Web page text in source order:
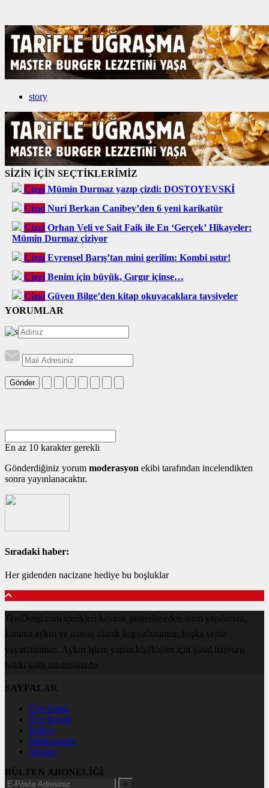
story
SİZİN İÇİN SEÇTİKLERİMİZ
Çizgi Mümin Durmaz yazıp çizdi: DOSTOYEVSKİ
Çizgi Nuri Berkan Canibey’den 6 yeni karikatür
Çizgi Orhan Veli ve Sait Faik ile En ‘Gerçek’ Hikayeler:
Mümin Durmaz çiziyor
Çizgi Evrensel Barış’tan mini gerilim: Kombi ısıtır!
Çizgi Benim için büyük, Gırgır içinse…
Çizgi Güven Bilge’den kitap okuyacaklara tavsiyeler
YORUMLAR
Gönder
En az 10 karakter gerekli
Gönderdiğiniz yorum moderasyon ekibi tarafından incelendikten
sonra yayınlanacaktır.
Sıradaki haber:
Her gidenden nacizane hediye bu boşluklar
TersDergi.com içerikleri kaynak gösterilmeden alıntı yapılamaz,
kanuna aykırı ve izinsiz olarak kopyalanamaz, başka yerde
yayınlanamaz. Aykırı işlem yapan kişi/kişiler için yasal başvuru
hakkı saklı tutulmaktadır.
SAYFALAR
Üye Girişi
Üye Kaydı
Künye
Hakkımızda
İletişim
BÜLTEN ABONELİĞİ
+